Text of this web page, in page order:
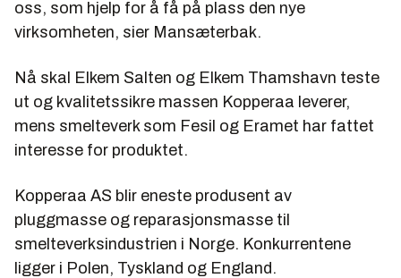
oss, som hjelp for å få på plass den nye
virksomheten, sier Mansæterbak.
Nå skal Elkem Salten og Elkem Thamshavn teste
ut og kvalitetssikre massen Kopperaa leverer,
mens smelteverk som Fesil og Eramet har fattet
interesse for produktet.
Kopperaa AS blir eneste produsent av
pluggmasse og reparasjonsmasse til
smelteverksindustrien i Norge. Konkurrentene
ligger i Polen, Tyskland og England.